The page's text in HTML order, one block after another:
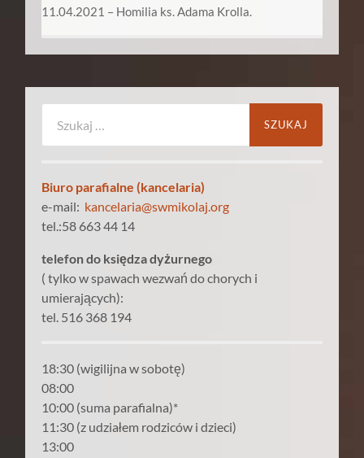
11.04.2021 – Homilia ks. Adama Krolla.
Biuro parafialne (kancelaria)
e-mail: kancelaria@swmikolaj.org
tel.:58 663 44 14
telefon do księdza dyżurnego
( tylko w spawach wezwań do chorych i
umierających):
tel. 516 368 194
18:30 (wigilijna w sobotę)
08:00
10:00 (suma parafialna)*
11:30 (z udziałem rodziców i dzieci)
13:00